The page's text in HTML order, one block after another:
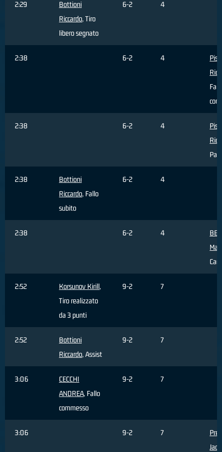
2:29
Bottioni
Riccardo, Tiro
libero segnato
6-2 4
2:38 6-2 4
2:38 6-2 4
2:38
Bottioni
Riccardo, Fallo
subito
6-2 4
2:38 6-2 4
2:52 Korsunov Kirill,
Tiro realizzato
da 3 punti
9-2 7
2:52
Bottioni
Riccardo, Assist
9-2 7
3:06
CECCHI
ANDREA, Fallo
commesso
9-2 7
3:06 9-2 7